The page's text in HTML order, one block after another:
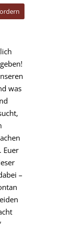
was
Euer
–